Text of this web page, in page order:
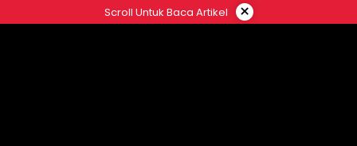
ke
Scroll Untuk Baca Artikel ×